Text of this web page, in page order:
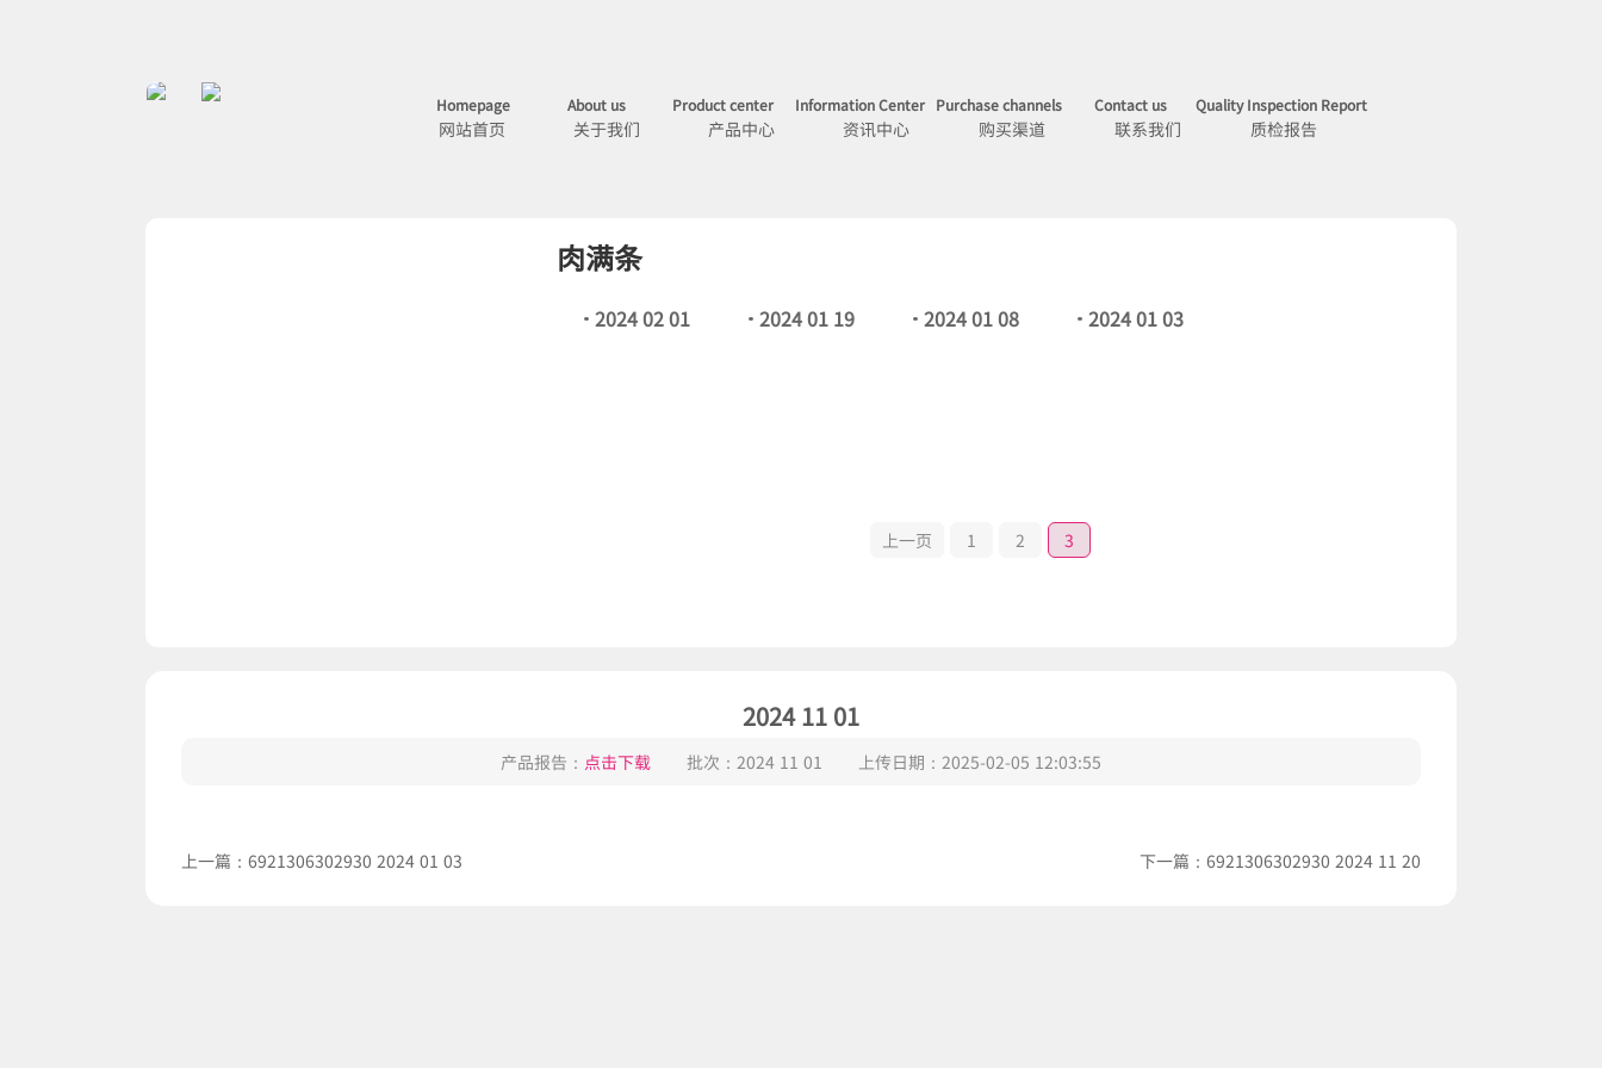
Homepage About us Product center Information Center Purchase channels Contact us Quality Inspection Report
网站首页 关于我们 产品中心 资讯中心 购买渠道 联系我们 质检报告
肉满条
2024 02 01 2024 01 19 2024 01 08 2024 01 03
上一页 1 2 3
2024 11 01
产品报告： 点击下载 批次： 2024 11 01 上传日期： 2025-02-05 12:03:55
上一篇： 6921306302930 2024 01 03 下一篇： 6921306302930 2024 11 20